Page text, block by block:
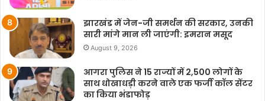
झारखंड में जेन-जी समर्थन की सरकार, उनकी
सारी मांगे मान ली जाएंगी: इमरान मसूद
August 9, 2026
आगरा पुलिस ने 15 राज्यों में 2,500 लोगों के
साथ धोखाधड़ी करने वाले एक फर्जी कॉल सेंटर
का किया भंडाफोड़